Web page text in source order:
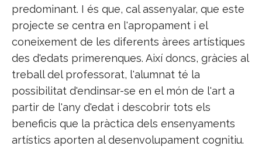
predominant. I és que, cal assenyalar, que este
projecte se centra en l'apropament i el
coneixement de les diferents àrees artístiques
des d'edats primerenques. Així doncs, gràcies al
treball del professorat, l'alumnat té la
possibilitat d'endinsar-se en el món de l'art a
partir de l'any d'edat i descobrir tots els
beneficis que la pràctica dels ensenyaments
artístics aporten al desenvolupament cognitiu.